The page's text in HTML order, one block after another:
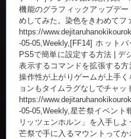
機能のグラフィックアップデ
めしてみた。染色をきわめてフ
https://
-05-05,Weekly,[FF14] ホット
PS5で簡単に設定する方法 | デ
表示するコマンドを拡張する
操作性が上がりゲームが上手
ョンもタイムラグなしでチャッ
https://
-05-05,Weekly,星芒祭イベン
リッツェンホルン」を入手し
芒祭で手に入るマウントってか